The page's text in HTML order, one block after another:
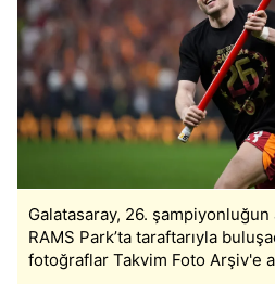
Galatasaray, 26.
RAMS Park’ta taraftarıyla
fotoğraflar Takvim Foto Arşiv'e